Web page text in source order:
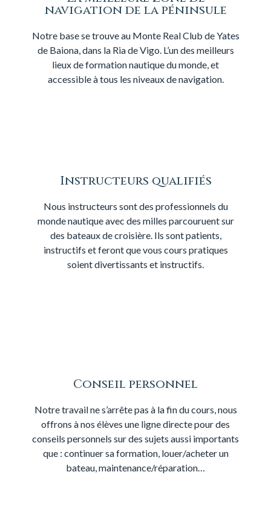
navigation de la péninsule
Notre base se trouve au Monte Real Club de Yates
de Baiona, dans la Ria de Vigo. L’un des meilleurs
lieux de formation nautique du monde, et
accessible à tous les niveaux de navigation.
Instructeurs qualifiés
Nous instructeurs sont des professionnels du
monde nautique avec des milles parcouruent sur
des bateaux de croisière. Ils sont patients,
instructifs et feront que vous cours pratiques
soient divertissants et instructifs.
Conseil personnel
Notre travail ne s’arrête pas à la fin du cours, nous
offrons à nos élèves une ligne directe pour des
conseils personnels sur des sujets aussi importants
que : continuer sa formation, louer/acheter un
bateau, maintenance/réparation…